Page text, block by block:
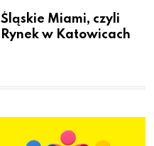
Śląskie Miami, czyli
Rynek w Katowicach